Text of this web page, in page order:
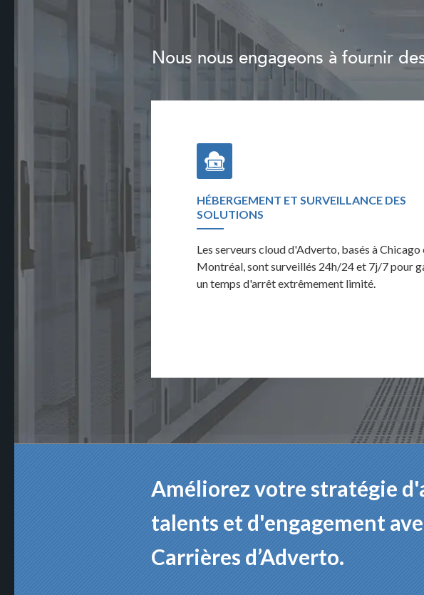
Nous nous engageons à fournir
constant sur la performance de
l'activité complète du
HÉBERGEMENT ET SURVEILLANCE DES
SOLUTIONS
Les serveurs cloud d'Adverto, basés à Chicago
Montréal, sont surveillés 24h/24 et 7j/7 pour
un temps d'arrêt extrêmement limité.
Améliorez votre stratégie
talents et d'engagement
Carrières d’Adverto.